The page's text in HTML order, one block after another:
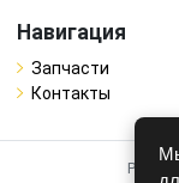
Навигация
Запчасти
Контакты